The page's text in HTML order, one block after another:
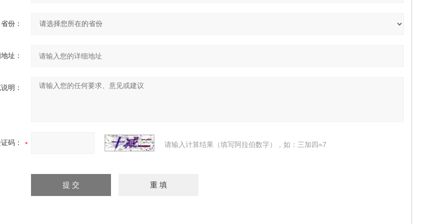
省份：
址：
明：
码： 请输入计算结果（填写阿拉伯数字），如：三加四=7